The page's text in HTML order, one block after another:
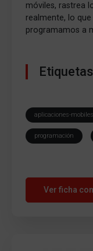
móviles, rastrea
realmente, lo
programamos a
Etiquetas
aplicaciones-mobiles
programación
Ver ficha